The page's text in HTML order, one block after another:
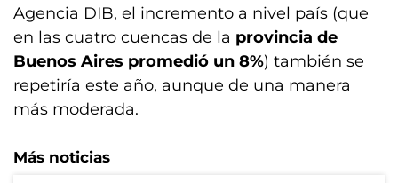
Agencia DIB, el incremento a nivel país (que
en las cuatro cuencas de la provincia de
Buenos Aires promedió un 8%) también se
repetiría este año, aunque de una manera
más moderada.
Más noticias